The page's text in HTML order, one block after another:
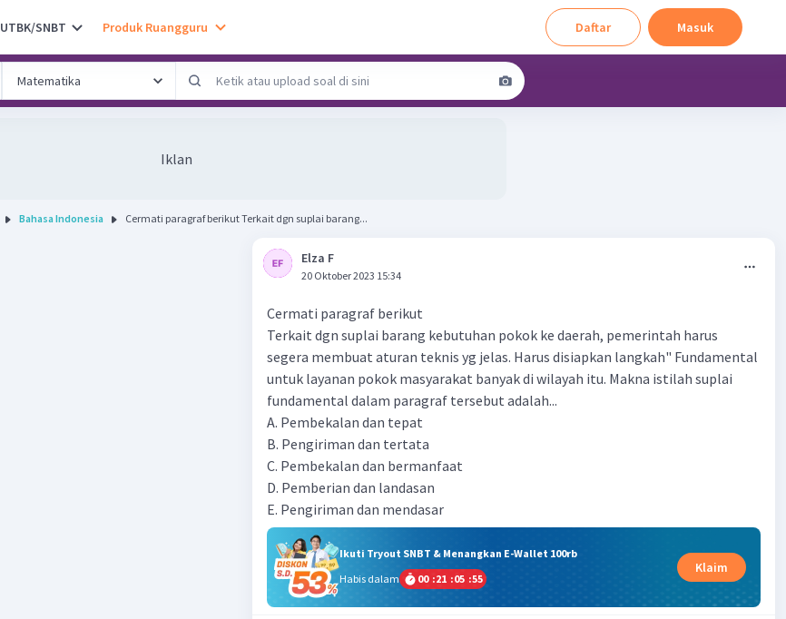
UTBK/SNBT Produk Ruangguru Daftar Masuk
Iklan
Bahasa Indonesia Cermati paragraf berikut Terkait dgn suplai barang...
Elza F
20 Oktober 2023 15:34
Cermati paragraf berikut
Terkait dgn suplai barang kebutuhan pokok ke daerah, pemerintah harus
segera membuat aturan teknis yg jelas. Harus disiapkan langkah" Fundamental
untuk layanan pokok masyarakat banyak di wilayah itu. Makna istilah suplai
fundamental dalam paragraf tersebut adalah...
A. Pembekalan dan tepat
B. Pengiriman dan tertata
C. Pembekalan dan bermanfaat
D. Pemberian dan landasan
E. Pengiriman dan mendasar
Ikuti Tryout SNBT & Menangkan E-Wallet 100rb
Habis dalam
00 :21 :05 :54
Klaim